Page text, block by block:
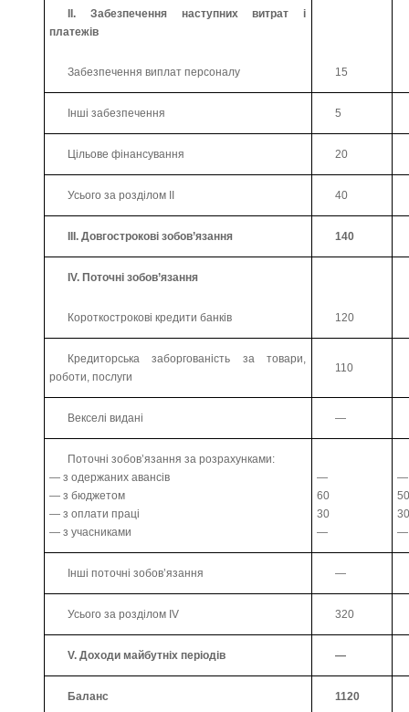
ІІ. Забезпечення наступних витрат і
платежів
Забезпечення виплат персоналу 15
Інші забезпечення 5
Цільове фінансування 20
Усього за розділом ІІ 40
ІІІ. Довгострокові зобов’язання 140
ІV. Поточні зобов’язання
Короткострокові кредити банків 120
Кредиторська заборгованість за товари,
роботи, послуги
110
Векселі видані —
Поточні зобов’язання за розрахунками:
— з одержаних авансів
— з бюджетом
— з оплати праці
— з учасниками
—
60
30
—
—
—
Інші поточні зобов’язання —
Усього за розділом IV 320
V. Доходи майбутніх періодів —
Баланс 1120